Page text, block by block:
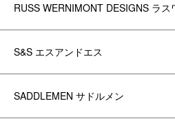
RUSS WERNIMONT DESIGNS ラス
S&S エスアンドエス
SADDLEMEN サドルメン